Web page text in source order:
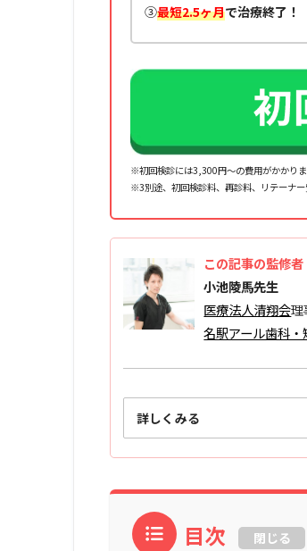
③最短2.5ヶ月で治療終了！
※初回検診には3,300円～の費用がかかり
※3別途、初回検診料、再診料、リテーナー
この記事の監修者
小池陵馬先生
医療法人清翔会理
名駅アール歯科
詳しくみる
目次 閉じる